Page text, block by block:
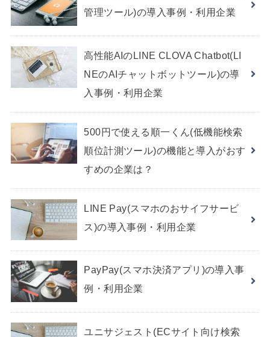
管理ツール)の導入事例・利用企業
高性能AIのLINE CLOVA Chatbot(LI
NEのAIチャットボットツール)の導
入事例・利用企業
500円で使える順一くん(低機能検索
順位計測ツール)の機能と導入がおす
すめの企業は？
LINE Pay(スマホのおサイフサービ
ス)の導入事例・利用企業
PayPay(スマホ決済アプリ)の導入事
例・利用企業
ユニサジェスト(ECサイト向け検索